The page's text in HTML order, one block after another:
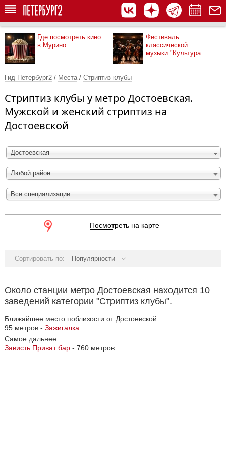
Где посмотреть кино
в Мурино
Фестиваль
классической
музыки "Культура
Гид Петербург2 / Места / Стриптиз клубы
Стриптиз клубы у метро Достоевская.
Мужской и женский стриптиз на
Достоевской
Достоевская
Любой район
Все специализации
Посмотреть на карте
Сортировать по: Популярности
Около станции метро Достоевская находится 10
заведений категории "Стриптиз клубы".
Ближайшее место поблизости от Достоевской:
95 метров - Зажигалка
Самое дальнее:
Зависть Приват бар - 760 метров